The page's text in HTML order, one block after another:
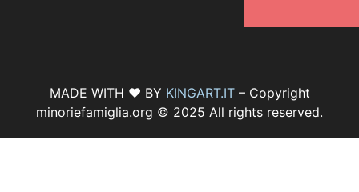
MADE WITH ♥ BY KINGART.IT– Copyright
minoriefamiglia.org © 2025 All rights reserved.